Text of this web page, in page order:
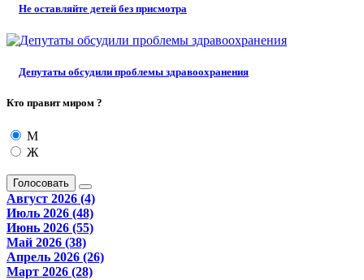
Не оставляйте детей без присмотра
Депутаты обсудили проблемы здравоохранения
Кто правит миром ?
М
Ж
Голосовать
Август 2026 (4)
Июль 2026 (48)
Июнь 2026 (55)
Май 2026 (38)
Апрель 2026 (26)
Март 2026 (28)